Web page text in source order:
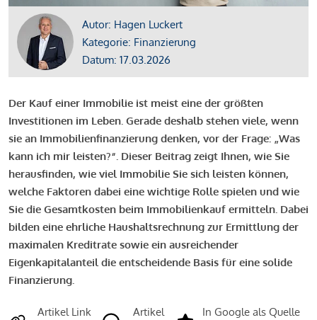
Autor: Hagen Luckert
Kategorie: Finanzierung
Datum: 17.03.2026
Der Kauf einer Immobilie ist meist eine der größten
Investitionen im Leben. Gerade deshalb stehen viele, wenn
sie an Immobilienfinanzierung denken, vor der Frage: „Was
kann ich mir leisten?“. Dieser Beitrag zeigt Ihnen, wie Sie
herausfinden, wie viel Immobilie Sie sich leisten können,
welche Faktoren dabei eine wichtige Rolle spielen und wie
Sie die Gesamtkosten beim Immobilienkauf ermitteln. Dabei
bilden eine ehrliche Haushaltsrechnung zur Ermittlung der
maximalen Kreditrate sowie ein ausreichender
Eigenkapitalanteil die entscheidende Basis für eine solide
Finanzierung.
Artikel Link
Artikel
In Google als Quelle